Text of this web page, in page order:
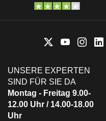
UNSERE EXPERTEN
SIND FÜR SIE DA
Montag - Freitag 9.00-
12.00 Uhr / 14.00-18.00
Uhr